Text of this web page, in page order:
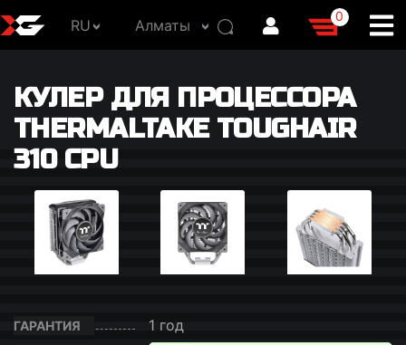
RU Алматы
0
КУЛЕР ДЛЯ ПРОЦЕССОРА
THERMALTAKE TOUGHAIR
310 CPU
ГАРАНТИЯ 1 год